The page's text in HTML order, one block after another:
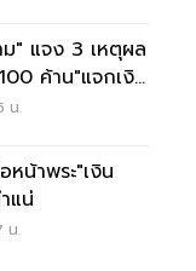
" แจง 3 เหตุผล
ค้าน"แจกเงิน
น.
น้าพระ"เงิน
แน่
น.